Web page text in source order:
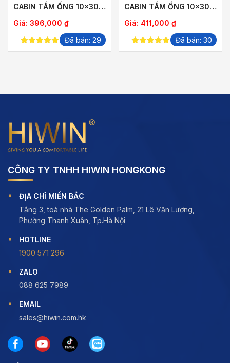
CABIN TẮM ỐNG 10×30
HIWIN SB-616H
Giá: 396,000 ₫
5.00out of
Đã bán: 29
CABIN TẮM ỐNG 10×30
HIWIN SB-619F
Giá: 411,000 ₫
5.00out of
Đã bán: 30
CÔNG TY TNHH HIWIN HONGKONG
ĐỊA CHỈ MIỀN BẮC
Tầng 3, toà nhà The Golden Palm, 21 Lê Văn Lương,
Phường Thanh Xuân, Tp.Hà Nội
HOTLINE
1900 571 296
ZALO
088 625 7989
EMAIL
sales@hiwin.com.hk